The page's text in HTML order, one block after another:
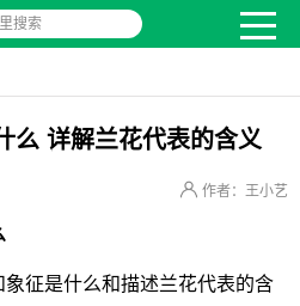
搜索
么 详解兰花代表的含义
作者：王小艺
征是什么和描述兰花代表的含